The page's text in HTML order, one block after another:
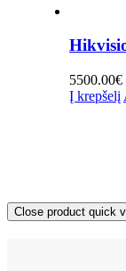
5500.00€
Į krepšelį
Close product quick